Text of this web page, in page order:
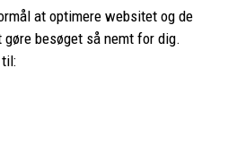
at optimere websitet og de
besøget så nemt for dig.
køb over 499,-*
2113